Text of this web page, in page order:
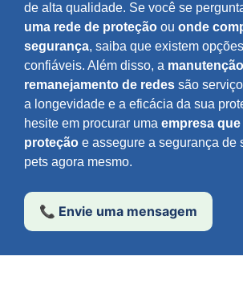
de alta qualidade. Se você se
uma rede de proteção ou onde
segurança, saiba que existem
confiáveis. Além disso, a
remanejamento de redes são
a longevidade e a eficácia da sua
hesite em procurar uma empresa
proteção e assegure a segurança de
pets agora mesmo.
📞 Envie uma mensagem